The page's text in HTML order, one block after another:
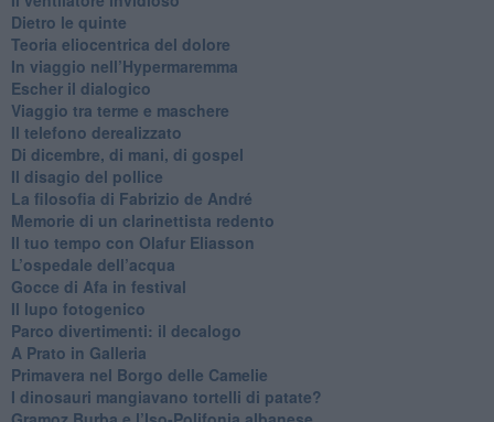
​Dietro le quinte
​Teoria eliocentrica del dolore
In viaggio nell’Hypermaremma
​Escher il dialogico
​Viaggio tra terme e maschere
Il telefono derealizzato
​Di dicembre, di mani, di gospel
​Il disagio del pollice
​La filosofia di Fabrizio de André
Memorie di un clarinettista redento
​Il tuo tempo con Olafur Eliasson
​L’ospedale dell’acqua
​Gocce di Afa in festival
​Il lupo fotogenico
​Parco divertimenti: il decalogo
​A Prato in Galleria
​Primavera nel Borgo delle Camelie
I dinosauri mangiavano tortelli di patate?